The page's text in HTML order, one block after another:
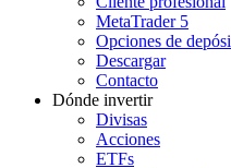
MetaTrader 5
Opciones de
Descargar
Contacto
Dónde invertir
Divisas
Acciones
ETFs